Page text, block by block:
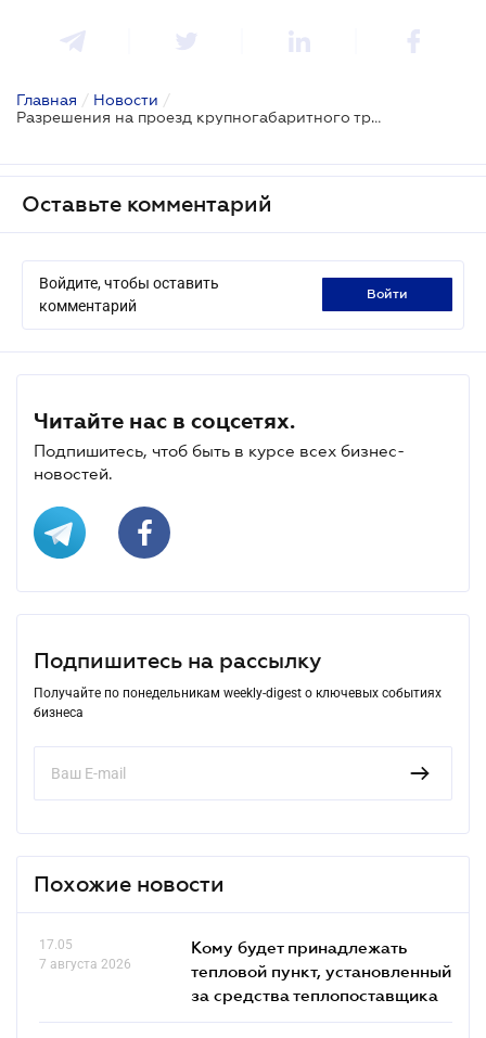
Главная / Новости /
Разрешения на проезд крупногабаритного транспорта будут выдаваться быстрее
Оставьте комментарий
Войдите, чтобы оставить
комментарий
войти
Читайте нас в соцсетях.
Подпишитесь, чтоб быть в курсе всех бизнес-
новостей.
Подпишитесь на рассылку
Получайте по понедельникам weekly-digest о ключевых событиях
бизнеса
Похожие новости
17.05
7 августа 2026
Кому будет принадлежать
тепловой пункт, установленный
за средства теплопоставщика